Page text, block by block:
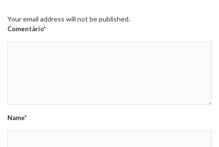
Your email address will not be published.
Comentário*
Name*